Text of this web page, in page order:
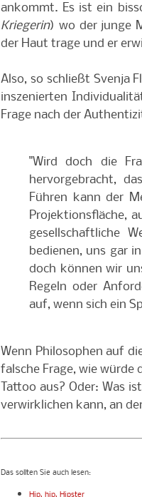
ankommt. Es ist ein
Kriegerin) wo der junge
der Haut trage und er
Also, so schließt Svenja
inszenierten
Frage nach der
"Wird doch die
hervorgebracht,
Führen kann der
Projektionsfläche,
gesellschaftliche
bedienen, uns gar
doch können wir
Regeln oder
auf, wenn sich ein
Wenn Philosophen auf
falsche Frage, wie würde
Tattoo aus? Oder: Was
verwirklichen kann, an
Das sollten Sie auch lesen:
Hip, hip, Hipster